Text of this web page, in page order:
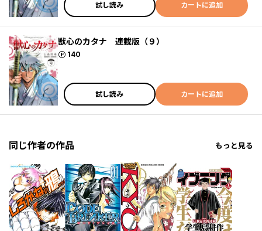
試し読み カートに追加
獣心のカタナ 連載版（９）
140
ポイント
試し読み カートに追加
同じ作者の作品 もっと見る